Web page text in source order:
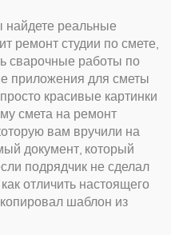
найдете реальные
ремонт студии по смете,
сварочные работы по
приложения для сметы
красивые картинки
смета на ремонт
вам вручили на
документ, который
подрядчик не сделал
отличить настоящего
шаблон из